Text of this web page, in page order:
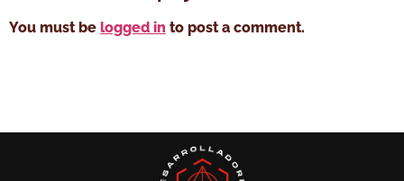
You must be logged in to post a comment.